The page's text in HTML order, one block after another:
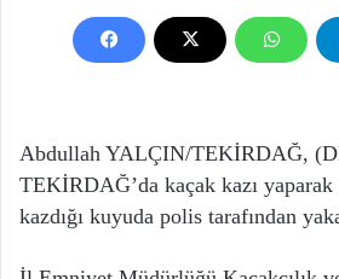
Abdullah YALÇIN/TEKİRDAĞ,
TEKİRDAĞ’da kaçak kazı
kazdığı kuyuda polis tarafından